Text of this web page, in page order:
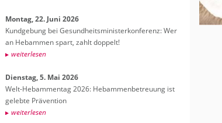
Mon­tag, 22. Juni 2026
Kund­ge­bung bei Ge­sund­heits­mi­nis­ter­kon­fe­renz: Wer
an Heb­am­men spart, zahlt dop­pelt!
wei­ter­le­sen
Diens­tag, 5. Mai 2026
Welt-Heb­am­men­tag 2026: Heb­am­men­be­treu­ung ist
ge­leb­te Prä­ven­ti­on
wei­ter­le­sen